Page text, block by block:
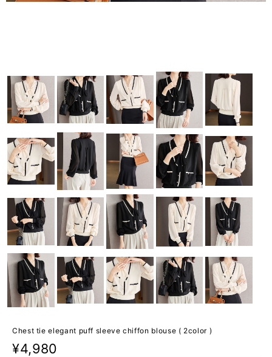
Chest tie elegant puff sleeve chiffon blouse ( 2color )
¥4,980